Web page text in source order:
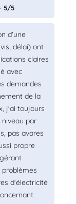
5/5
d'une
délai) ont
claires
avec
demandes
de la
j'ai toujours
par
pas avares
propre
d'électricité